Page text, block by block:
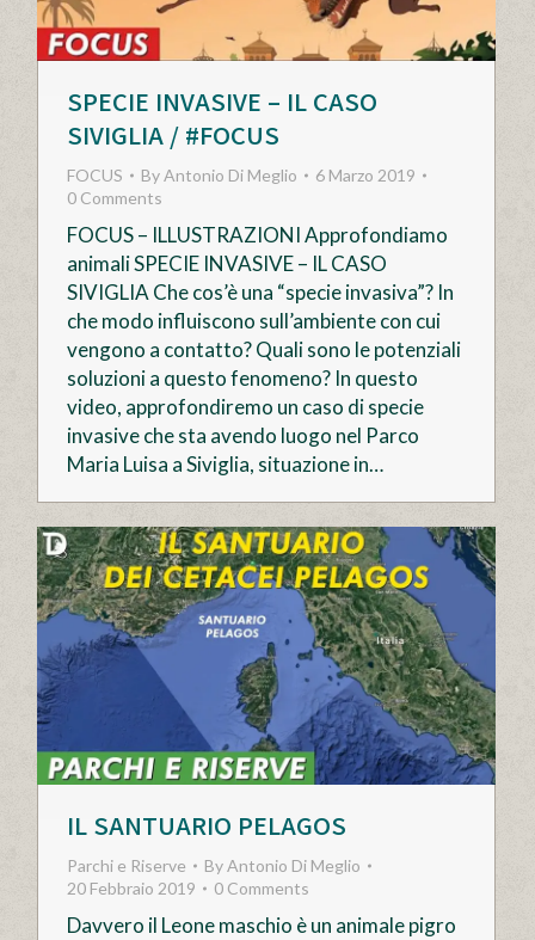
SPECIE INVASIVE – IL CASO
SIVIGLIA / #FOCUS
FOCUS ByAntonio Di Meglio
6 Marzo 2019
0 Comments
FOCUS – ILLUSTRAZIONI Approfondiamo
animali SPECIE INVASIVE – IL CASO
SIVIGLIA Che cos’è una “specie invasiva”? In
che modo influiscono sull’ambiente con cui
vengono a contatto? Quali sono le potenziali
soluzioni a questo fenomeno? In questo
video, approfondiremo un caso di specie
invasive che sta avendo luogo nel Parco
Maria Luisa a Siviglia, situazione in…
IL SANTUARIO PELAGOS
Parchi e Riserve ByAntonio Di Meglio
20 Febbraio 2019
0 Comments
Davvero il Leone maschio è un animale pigro